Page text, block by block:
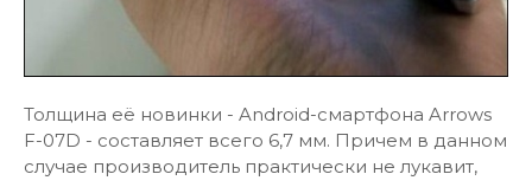
Толщина её новинки - Android-смартфона Arrows
F-07D - составляет всего 6,7 мм. Причем в данном
случае производитель практически не лукавит,